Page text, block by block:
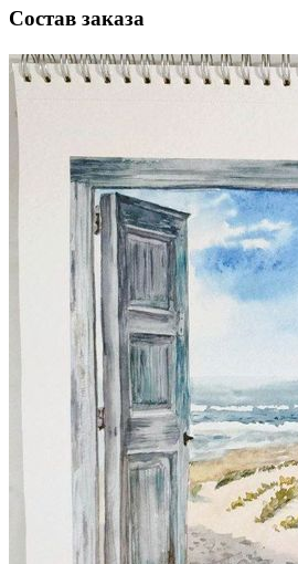
Состав заказа